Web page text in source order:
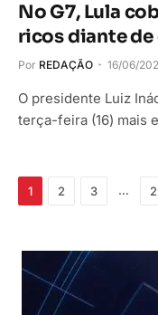
No G7, Lula
ricos diante
Por REDAÇÃO 16/06/
O presidente Luiz
terça-feira (16) mais
1 2 3 …